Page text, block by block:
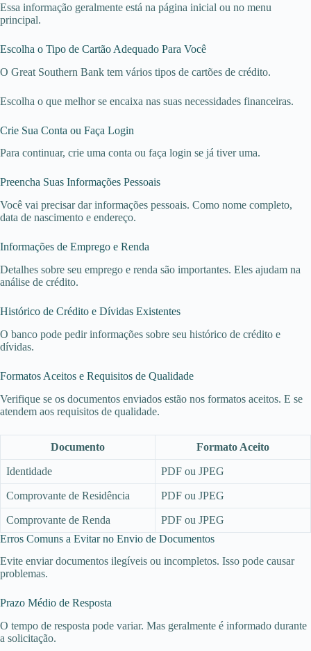
Essa informação geralmente está na página inicial ou no menu
principal.
Escolha o Tipo de Cartão Adequado Para Você
O Great Southern Bank tem vários tipos de cartões de crédito.
Escolha o que melhor se encaixa nas suas necessidades financeiras.
Crie Sua Conta ou Faça Login
Para continuar, crie uma conta ou faça login se já tiver uma.
Preencha Suas Informações Pessoais
Você vai precisar dar informações pessoais. Como nome completo,
data de nascimento e endereço.
Informações de Emprego e Renda
Detalhes sobre seu emprego e renda são importantes. Eles ajudam na
análise de crédito.
Histórico de Crédito e Dívidas Existentes
O banco pode pedir informações sobre seu histórico de crédito e
dívidas.
Formatos Aceitos e Requisitos de Qualidade
Verifique se os documentos enviados estão nos formatos aceitos. E se
atendem aos requisitos de qualidade.
Documento Formato Aceito
Identidade PDF ou JPEG
Comprovante de Residência PDF ou JPEG
Comprovante de Renda
PDF ou JPEG
Erros Comuns a Evitar no Envio de Documentos
Evite enviar documentos ilegíveis ou incompletos. Isso pode causar
problemas.
Prazo Médio de Resposta
O tempo de resposta pode variar. Mas geralmente é informado durante
a solicitação.